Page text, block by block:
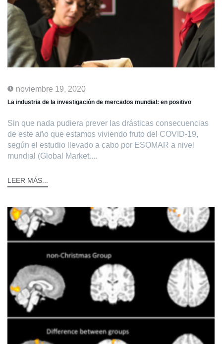
noviembre 19, 2020
La industria de la investigación de mercados mundial: en positivo
Sin que nada pudiera prever las drásticas consecuencias
de este año que estamos viviendo fruto del COVID-19,
según el estudio llevado a cabo por ESOMAR a nivel
mundial (Global Market....
LEER MÁS...